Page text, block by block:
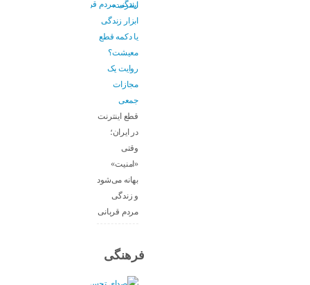
اینترنت،
ابزار زندگی
یا دکمه قطع
معیشت؟
روایت یک
مجازات
جمعی
قطع اینترنت
در ایران؛
وقتی
«امنیت»
بهانه می‌شود
و زندگی
مردم قربانی
فرهنگی